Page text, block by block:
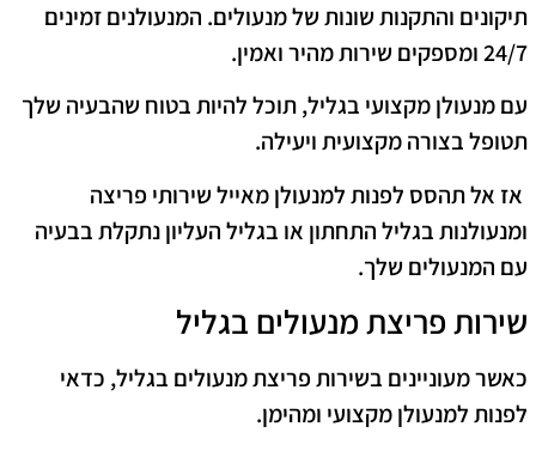
תיקונים והתקנות שונות של מנעולים. המנעולנים זמינים
24/7 ומספקים שירות מהיר ואמין.
עם מנעולן מקצועי בגליל, תוכל להיות בטוח שהבעיה שלך
תטופל בצורה מקצועית ויעילה.
אז אל תהסס לפנות למנעולן מאייל שירותי פריצה
ומנעולנות בגליל התחתון או בגליל העליון נתקלת בבעיה
עם המנעולים שלך.
שירות פריצת מנעולים בגליל
כאשר מעוניינים בשירות פריצת מנעולים בגליל, כדאי
לפנות למנעולן מקצועי ומהימן.